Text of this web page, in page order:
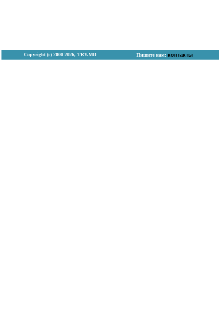
Copyright (с) 2000-2026, TRY.MD Пишите нам: контакты